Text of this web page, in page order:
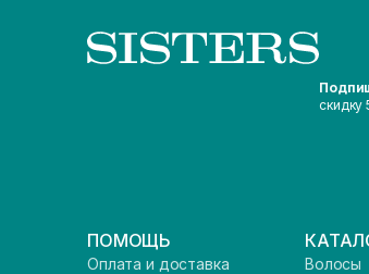
скидку
ПОМОЩЬ
Оплата и доставка
Волосы